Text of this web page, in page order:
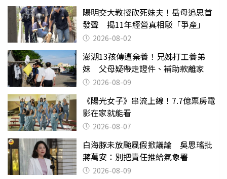
陽明交大教授砍死妹夫！岳母追思首
發聲 揭11年經營真相駁「爭產」
2026-08-02
澎湖13孩傳遭棄養！兄姊打工養弟
妹 父母疑帶走證件、補助款離家
2026-08-09
《陽光女子》串流上線！7.7億票房電
影在家就能看
2026-08-07
白海豚未放颱風假掀議論 吳思瑤批
蔣萬安：別把責任推給氣象署
2026-08-09